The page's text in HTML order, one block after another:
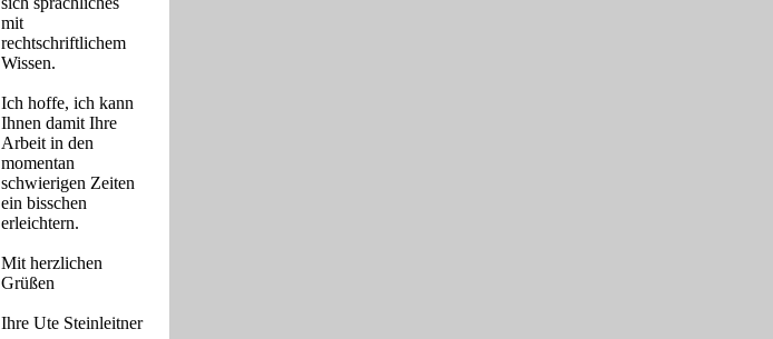
mit
rechtschriftlichem
Wissen.
Ich hoffe, ich kann
Ihnen damit Ihre
Arbeit in den
momentan
schwierigen Zeiten
ein bisschen
erleichtern.
Mit herzlichen
Grüßen
Ihre Ute Steinleitner